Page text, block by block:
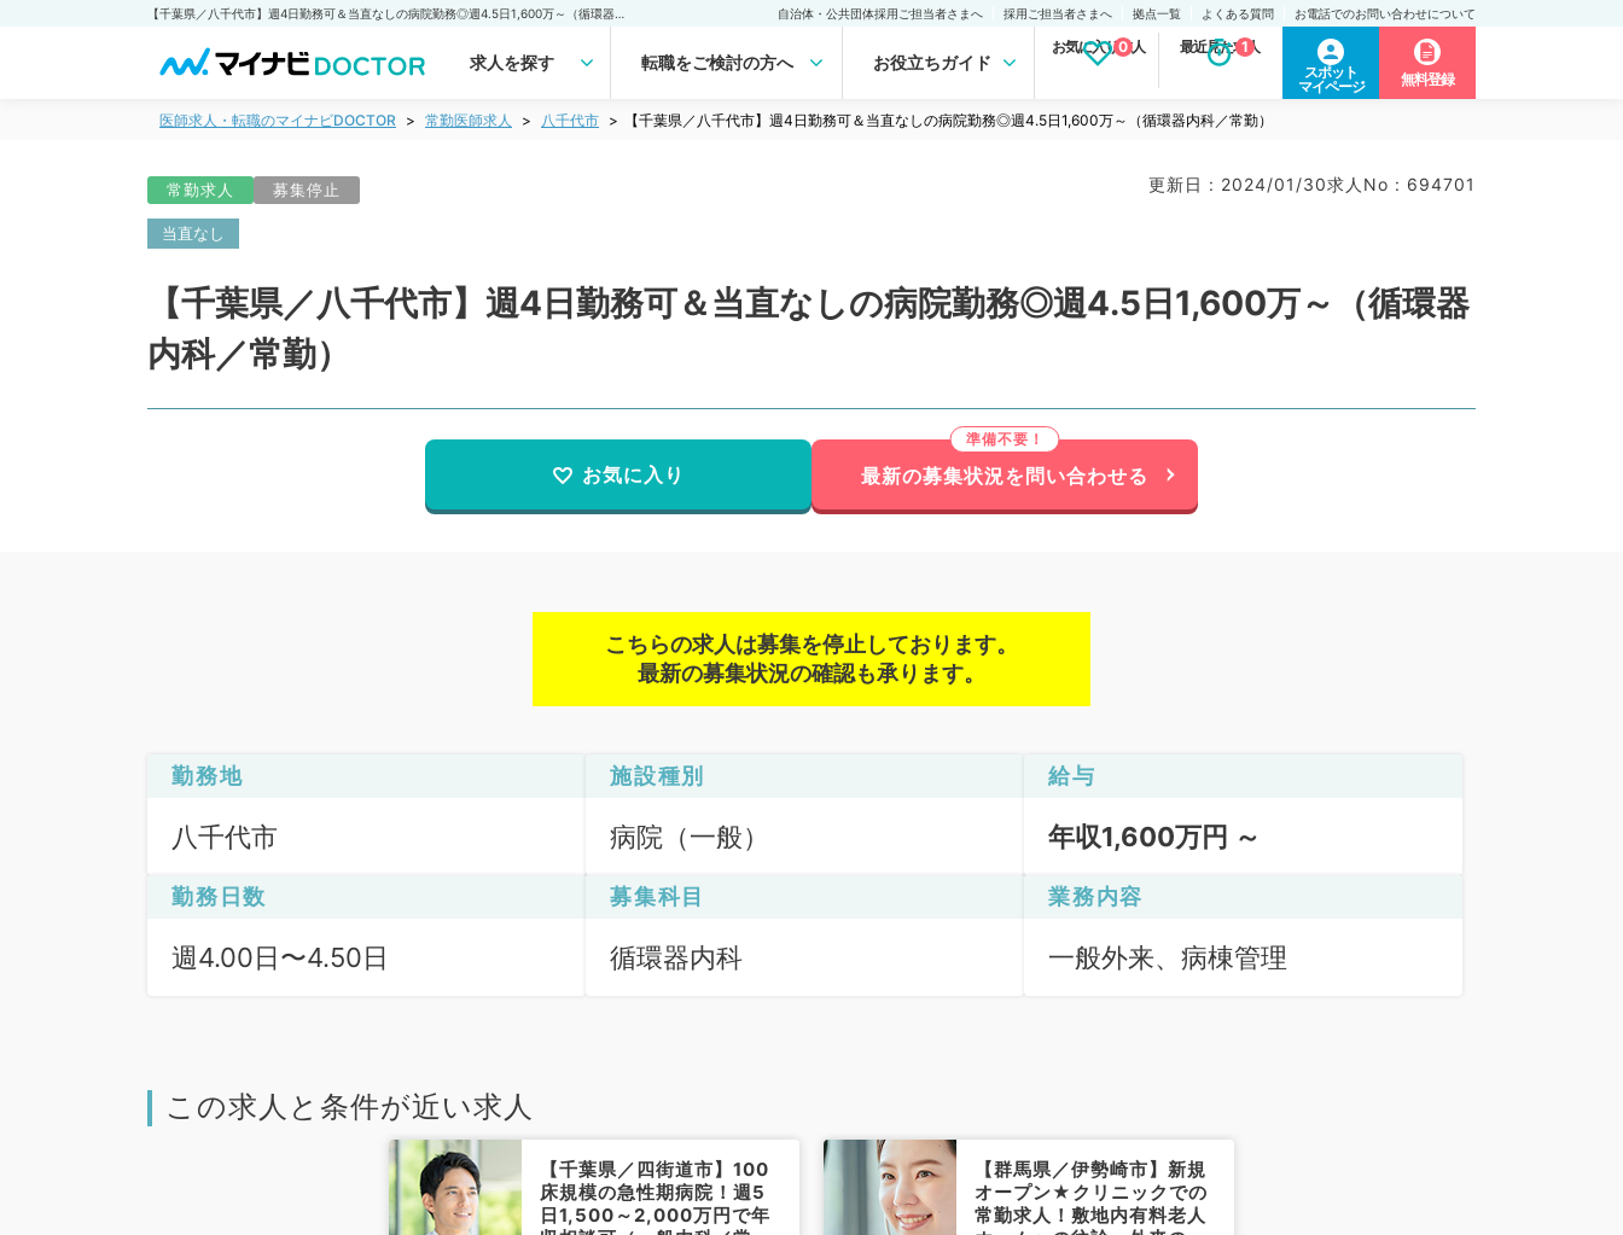
自治体・公共団体採用ご担当者さまへ 採用ご担当者さまへ 拠点一覧 よくある質問 お電話でのお問い合わせについて
求人を探す 転職をご検討の方へ お役立ちガイド
お気に入り求人
0 最近見た求人
1
スポット
マイページ
無料登録
医師求人・転職のマイナビDOCTOR 常勤医師求人 八千代市 【千葉県／八千代市】週4日勤務可＆当直なしの病院勤務◎週4.5日1,600万～（循環器内科／常勤）
常勤求人 募集停止 更新日 : 2024/01/30求人No : 694701
当直なし
【千葉県／八千代市】週4日勤務可＆当直なしの病院勤務◎週4.5日1,600万～（循環器
内科／常勤）
お気に入り 最新の募集状況を問い合わせる
こちらの求人は募集を停止しております。
最新の募集状況の確認も承ります。
勤務地
八千代市
施設種別
病院（一般）
給与
年収1,600万円 ～
勤務日数
週4.00日〜4.50日
募集科目
循環器内科
業務内容
一般外来、病棟管理
この求人と条件が近い求人
【千葉県／四街道市】100
床規模の急性期病院！週5
日1,500～2,000万円で年
【群馬県／伊勢崎市】新規
オープン★クリニックでの
常勤求人！敷地内有料老人